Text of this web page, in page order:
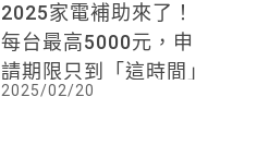
2025家電補助來了！
每台最高5000元，申
請期限只到「這時間」
2025/02/20